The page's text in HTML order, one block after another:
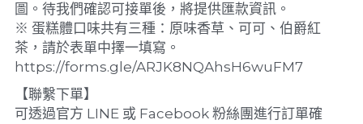
圖。待我們確認可接單後，將提供匯款資訊。
※ 蛋糕體口味共有三種：原味香草、可可、伯爵紅
茶，請於表單中擇一填寫。
https://forms.gle/ARJK8NQAhsH6wuFM7
【聯繫下單】
可透過官方 LINE 或 Facebook 粉絲團進行訂單確